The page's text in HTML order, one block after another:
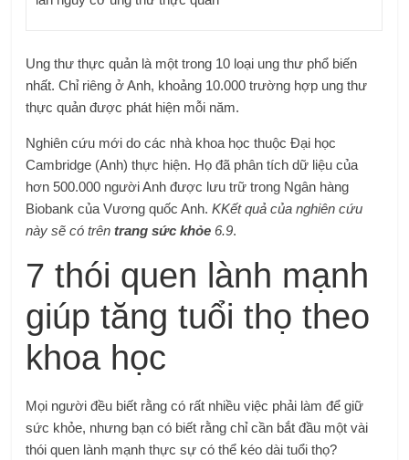
Ung thư thực quản là một trong 10 loại ung thư phổ biến
nhất. Chỉ riêng ở Anh, khoảng 10.000 trường hợp ung thư
thực quản được phát hiện mỗi năm.
Nghiên cứu mới do các nhà khoa học thuộc Đại học
Cambridge (Anh) thực hiện. Họ đã phân tích dữ liệu của
hơn 500.000 người Anh được lưu trữ trong Ngân hàng
Biobank của Vương quốc Anh.KKết quả của nghiên cứu
này sẽ có trêntrang sức khỏe 6.9.
7 thói quen lành mạnh
giúp tăng tuổi thọ theo
khoa học
Mọi người đều biết rằng có rất nhiều việc phải làm để giữ
sức khỏe, nhưng bạn có biết rằng chỉ cần bắt đầu một vài
thói quen lành mạnh thực sự có thể kéo dài tuổi thọ?